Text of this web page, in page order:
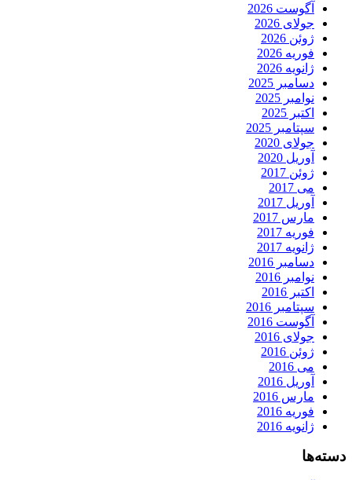
آگوست 2026
جولای 2026
ژوئن 2026
فوریه 2026
ژانویه 2026
دسامبر 2025
نوامبر 2025
اکتبر 2025
سپتامبر 2025
جولای 2020
آوریل 2020
ژوئن 2017
می 2017
آوریل 2017
مارس 2017
فوریه 2017
ژانویه 2017
دسامبر 2016
نوامبر 2016
اکتبر 2016
سپتامبر 2016
آگوست 2016
جولای 2016
ژوئن 2016
می 2016
آوریل 2016
مارس 2016
فوریه 2016
ژانویه 2016
دسته‌ها